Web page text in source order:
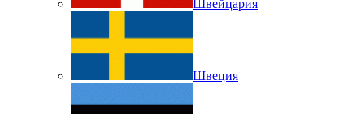
Швейцария
Швеция